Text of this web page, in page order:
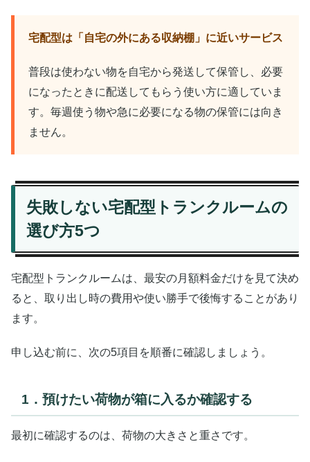
宅配型は「自宅の外にある収納棚」に近いサービス
普段は使わない物を自宅から発送して保管し、必要
になったときに配送してもらう使い方に適していま
す。毎週使う物や急に必要になる物の保管には向き
ません。
失敗しない宅配型トランクルームの
選び方5つ
宅配型トランクルームは、最安の月額料金だけを見て決め
ると、取り出し時の費用や使い勝手で後悔することがあり
ます。
申し込む前に、次の5項目を順番に確認しましょう。
1．預けたい荷物が箱に入るか確認する
最初に確認するのは、荷物の大きさと重さです。